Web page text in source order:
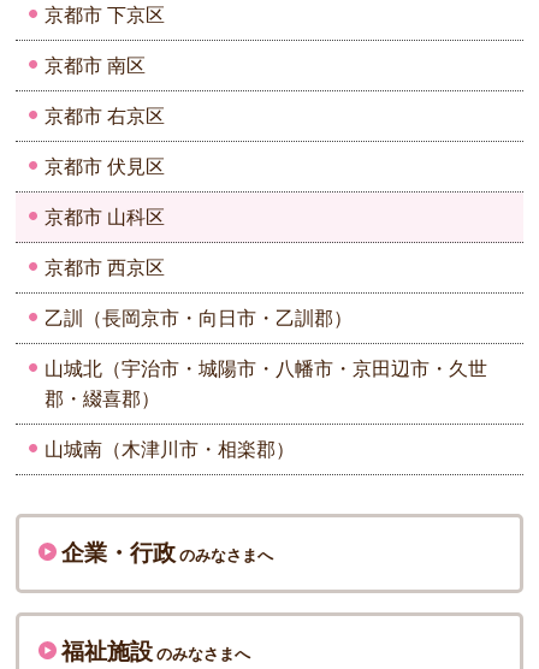
京都市 下京区
京都市 南区
京都市 右京区
京都市 伏見区
京都市 山科区
京都市 西京区
乙訓（長岡京市・向日市・乙訓郡）
山城北（宇治市・城陽市・八幡市・京田辺市・久世
郡・綴喜郡）
山城南（木津川市・相楽郡）
企業・行政のみなさまへ
福祉施設のみなさまへ